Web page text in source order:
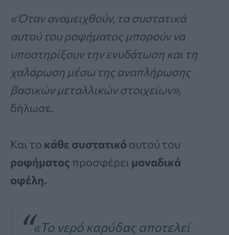
«Όταν αναμειχθούν, τα συστατικά
αυτού του ροφήματος μπορούν να
υποστηρίξουν την ενυδάτωση και τη
χαλάρωση μέσω της αναπλήρωσης
βασικών μεταλλικών στοιχείων»,
δήλωσε.
Και το κάθε συστατικό αυτού του
ροφήματος προσφέρει μοναδικά
οφέλη.
«Το νερό καρύδας αποτελεί